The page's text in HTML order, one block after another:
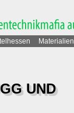
Materialien
UND